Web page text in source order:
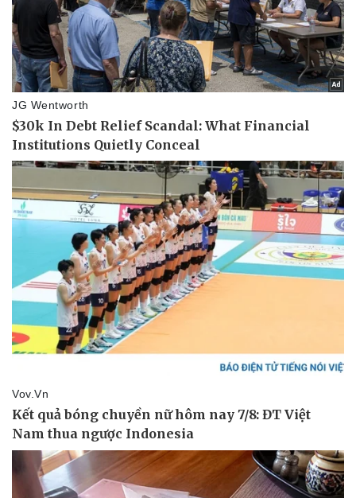
Lịch thi đấu bóng đá
Thế giới thể thao
eSports
Hậu trường
Ô tô - Xe máy
Ô tô
Xe máy
Tư vấn